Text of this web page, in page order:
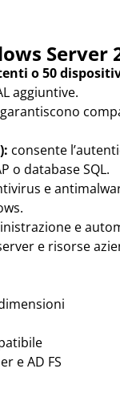
Server
o 50
aggiuntive.
garantiscono
consente
o database SQL.
e
e
e risorse
e AD FS